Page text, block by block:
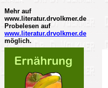
Mehr auf
www.literatur.drvolkmer.de
Probelesen auf
www.literatur.drvolkmer.de
möglich.